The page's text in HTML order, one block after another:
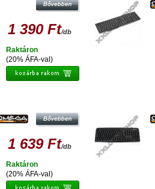
1 390 Ft/db
(20% ÁFA-val)
Raktáron
42140
1 639 Ft/db
(20% ÁFA-val)
Raktáron